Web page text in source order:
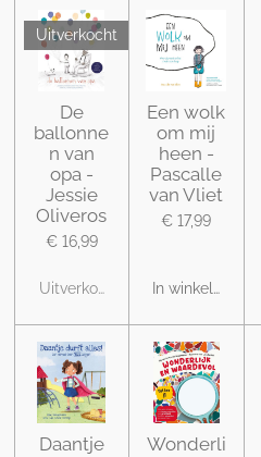
Uitverkocht
De
ballonne
n van
opa -
Jessie
Oliveros
€ 16,99
Uitverkocht
Een wolk
om mij
heen -
Pascalle
van Vliet
€ 17,99
In winkelwagen
Daantje
Wonderli